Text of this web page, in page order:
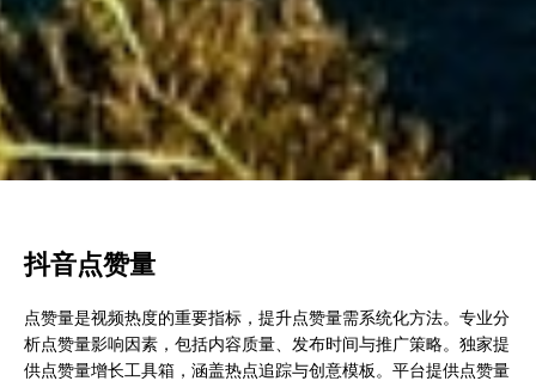
抖音点赞量
点赞量是视频热度的重要指标，提升点赞量需系统化方法。专业分
析点赞量影响因素，包括内容质量、发布时间与推广策略。独家提
供点赞量增长工具箱，涵盖热点追踪与创意模板。平台提供点赞量